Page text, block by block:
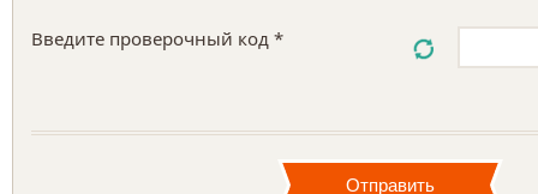
Введите проверочный код *